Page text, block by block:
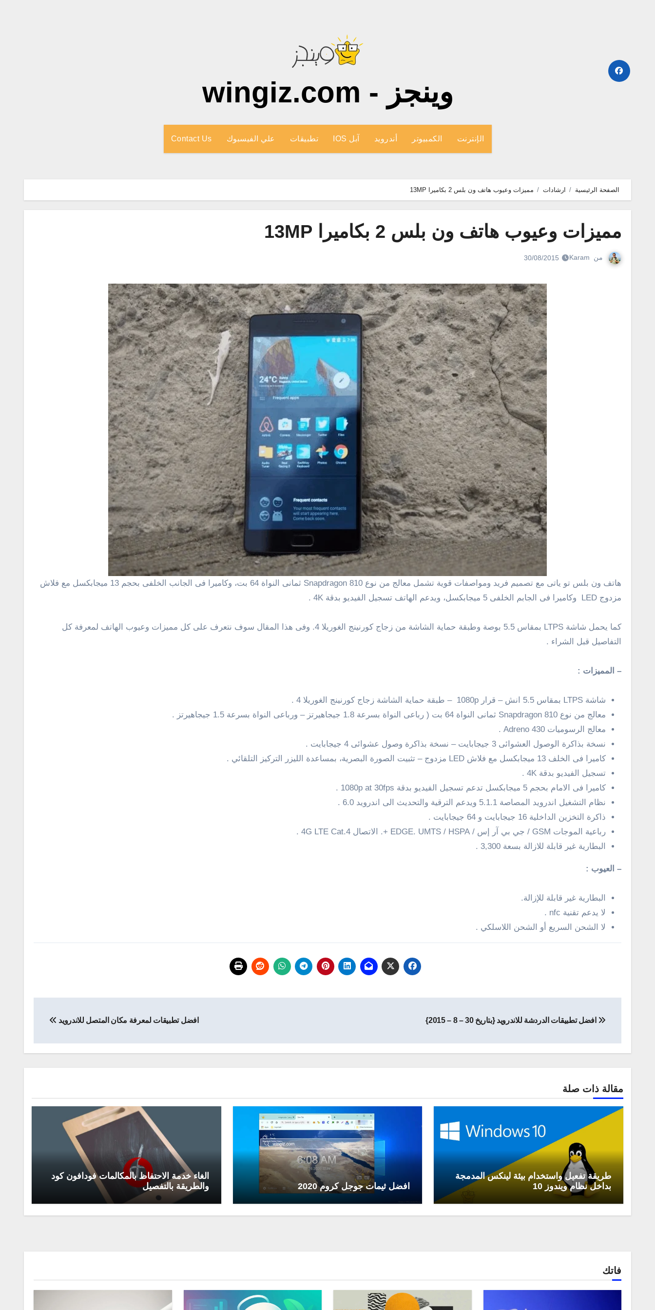
وينجز - wingiz.com
الإنترنت الكمبيوتر أندرويد آبل IOS تطبيقات علي الفيسبوك Contact Us
الصفحة الرئيسية ارشادات مميزات وعيوب هاتف ون بلس 2 بكاميرا 13MP
مميزات وعيوب هاتف ون بلس 2 بكاميرا 13MP
من Karam
30/08/2015
هاتف ون بلس تو ياتى مع تصميم فريد ومواصفات قوية تشمل معالج من نوع Snapdragon 810 ثمانى النواة 64 بت، وكاميرا فى الجانب الخلفى بحجم 13 ميجابكسل مع فلاش
مزدوج LED وكاميرا فى الجابم الخلفى 5 ميجابكسل، ويدعم الهاتف تسجيل الفيديو بدقة 4K .
كما يحمل شاشة LTPS بمقاس 5.5 بوصة وطبقة حماية الشاشة من زجاج كورنينج الغوريلا 4. وفى هذا المقال سوف نتعرف على كل مميزات وعيوب الهاتف لمعرفة كل
التفاصيل قبل الشراء .
– المميزات :
شاشة LTPS بمقاس 5.5 انش – قرار 1080p – طبقة حماية الشاشة زجاج كورنينج الغوريلا 4 .
معالج من نوع Snapdragon 810 ثمانى النواة 64 بت ( رباعى النواة بسرعة 1.8 جيجاهيرتز – ورباعى النواة بسرعة 1.5 جيجاهيرتز .
معالج الرسوميات Adreno 430 .
نسخة بذاكرة الوصول العشوائى 3 جيجابايت – نسخة بذاكرة وصول عشوائى 4 جيجابايت .
كاميرا فى الخلف 13 ميجابكسل مع فلاش LED مزدوج –
تثبيت الصورة البصرية، بمساعدة الليزر التركيز التلقائي .
تسجيل الفيديو بدقة 4K .
كاميرا فى الامام بحجم 5 ميجابكسل تدعم تسجيل الفيديو بدقة 1080p at 30fps .
نظام التشغيل اندرويد المصاصة 5.1.1 ويدعم الترقية والتحديث الى اندرويد 6.0 .
ذاكرة التخزين الداخلية 16 جيجابايت و 64 جيجابايت .
رباعية الموجات GSM
/ جي بي آر إس /
EDGE. UMTS / HSPA
+
. الاتصال 4G LTE Cat.4
.
البطارية غير قابلة للازالة بسعة 3,300 .
– العيوب :
البطارية غير قابلة للإزالة.
لا يدعم تقنية nfc .
لا
الشحن السريع أو الشحن اللاسلكي .
المقالات
افضل تطبيقات الدردشة للاندرويد {بتاريخ 30 – 8 – 2015} افضل تطبيقات لمعرفة مكان المتصل للاندرويد
مقالة ذات صلة
طريقة تفعيل واستخدام بيئة لينكس المدمجة
بداخل نظام ويندوز 10
افضل ثيمات جوجل كروم 2020
الغاء خدمة الاحتفاظ بالمكالمات فودافون كود
والطريقة بالتفصيل
فاتك